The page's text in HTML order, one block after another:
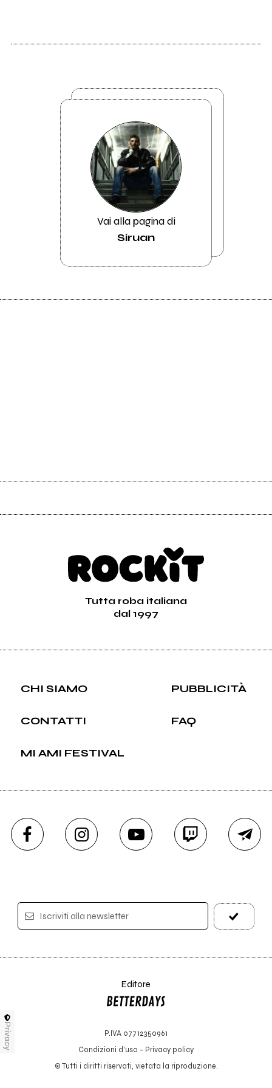
Vai alla pagina di
Siruan
Tutta roba italiana
dal 1997
CHI SIAMO PUBBLICITÀ
CONTATTI FAQ
MI AMI FESTIVAL
Iscriviti alla newsletter
Editore
P.IVA 07712350961
Condizioni d'uso - Privacy policy
© Tutti i diritti riservati, vietata la riproduzione.
Privacy